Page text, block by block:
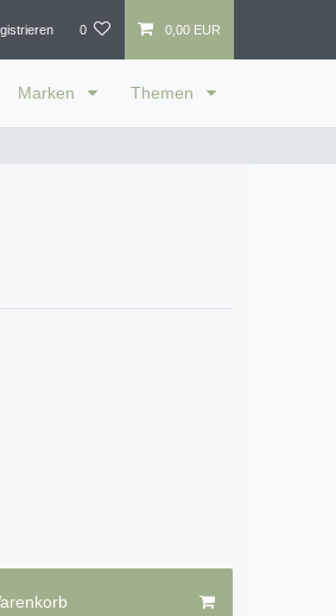
0 0,00 EUR
Marken Themen